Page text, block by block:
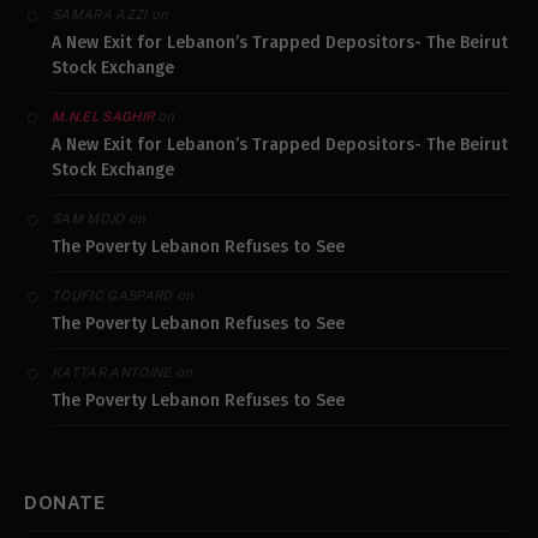
SAMARA AZZIon
A New Exit for Lebanon’s Trapped Depositors- The Beirut
Stock Exchange
M.N.EL SAGHIRon
A New Exit for Lebanon’s Trapped Depositors- The Beirut
Stock Exchange
SAM MOJO on
The Poverty Lebanon Refuses to See
TOUFIC GASPARD on
The Poverty Lebanon Refuses to See
KATTAR ANTOINEon
The Poverty Lebanon Refuses to See
DONATE